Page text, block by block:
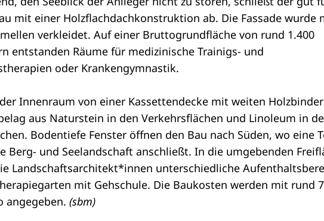
mit einer Holzflachdachkonstruktion ab. Die Fassade wurde
verkleidet. Auf einer Bruttogrundfläche von rund 1.400
entstanden Räume für medizinische Trainigs- und
oder Krankengymnastik.
Innenraum von einer Kassettendecke mit weiten
aus Naturstein in den Verkehrsflächen und Linoleum in
Bodentiefe Fenster öffnen den Bau nach Süden, wo eine
Berg- und Seelandschaft anschließt. In die umgebenden
Landschaftsarchitekt*innen unterschiedliche
mit Gehschule. Die Baukosten werden mit rund
angegeben. (sbm)